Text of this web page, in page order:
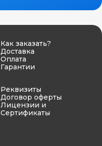
Как заказать?
Доставка
Оплата
Гарантии
Реквизиты
Договор оферты
Лицензии и
Сертификаты